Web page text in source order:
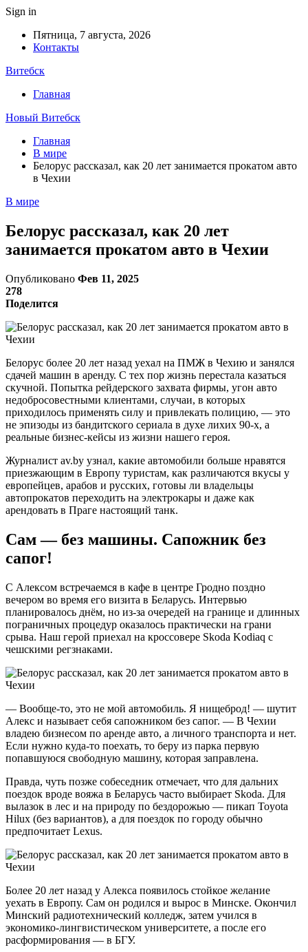
Sign in
Пятница, 7 августа, 2026
Контакты
Витебск
Главная
Новый Витебск
Главная
В мире
Белорус рассказал, как 20 лет занимается прокатом авто
в Чехии
В мире
Белорус рассказал, как 20 лет
занимается прокатом авто в Чехии
Опубликовано Фев 11, 2025
278
Поделится
Белорус более 20 лет назад уехал на ПМЖ в Чехию и занялся
сдачей машин в аренду. С тех пор жизнь перестала казаться
скучной. Попытка рейдерского захвата фирмы, угон авто
недобросовестными клиентами, случаи, в которых
приходилось применять силу и привлекать полицию, — это
не эпизоды из бандитского сериала в духе лихих 90-х, а
реальные бизнес-кейсы из жизни нашего героя.
Журналист av.by узнал, какие автомобили больше нравятся
приезжающим в Европу туристам, как различаются вкусы у
европейцев, арабов и русских, готовы ли владельцы
автопрокатов переходить на электрокары и даже как
арендовать в Праге настоящий танк.
Сам — без машины. Сапожник без
сапог!
С Алексом встречаемся в кафе в центре Гродно поздно
вечером во время его визита в Беларусь. Интервью
планировалось днём, но из-за очередей на границе и длинных
пограничных процедур оказалось практически на грани
срыва. Наш герой приехал на кроссовере Skoda Kodiaq с
чешскими регзнаками.
— Вообще-то, это не мой автомобиль. Я нищеброд! — шутит
Алекс и называет себя сапожником без сапог. — В Чехии
владею бизнесом по аренде авто, а личного транспорта и нет.
Если нужно куда-то поехать, то беру из парка первую
попавшуюся свободную машину, которая заправлена.
Правда, чуть позже собеседник отмечает, что для дальних
поездок вроде вояжа в Беларусь часто выбирает Skoda. Для
вылазок в лес и на природу по бездорожью — пикап Toyota
Hilux (без вариантов), а для поездок по городу обычно
предпочитает Lexus.
Более 20 лет назад у Алекса появилось стойкое желание
уехать в Европу. Сам он родился и вырос в Минске. Окончил
Минский радиотехнический колледж, затем учился в
экономико-лингвистическом университете, а после его
расформирования — в БГУ.